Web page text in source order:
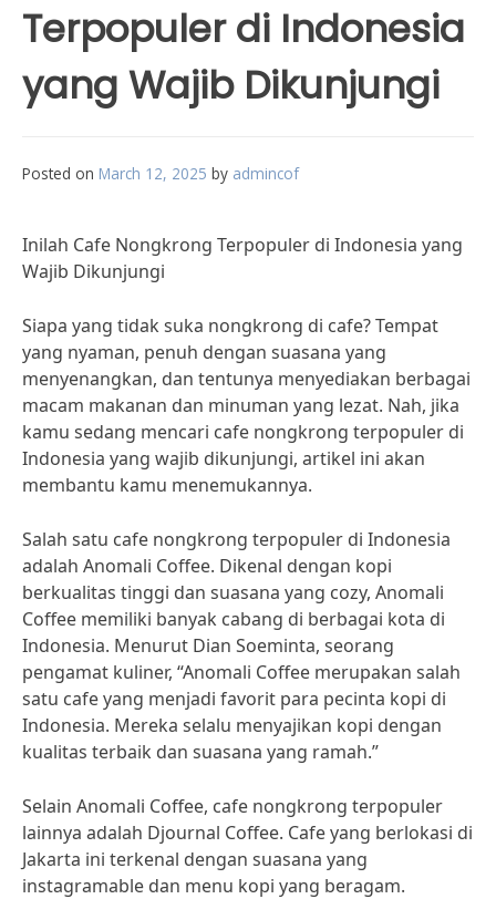
Terpopuler di Indonesia
yang Wajib Dikunjungi
Posted on March 12, 2025 by admincof
Inilah Cafe Nongkrong Terpopuler di Indonesia yang
Wajib Dikunjungi
Siapa yang tidak suka nongkrong di cafe? Tempat
yang nyaman, penuh dengan suasana yang
menyenangkan, dan tentunya menyediakan berbagai
macam makanan dan minuman yang lezat. Nah, jika
kamu sedang mencari cafe nongkrong terpopuler di
Indonesia yang wajib dikunjungi, artikel ini akan
membantu kamu menemukannya.
Salah satu cafe nongkrong terpopuler di Indonesia
adalah Anomali Coffee. Dikenal dengan kopi
berkualitas tinggi dan suasana yang cozy, Anomali
Coffee memiliki banyak cabang di berbagai kota di
Indonesia. Menurut Dian Soeminta, seorang
pengamat kuliner, “Anomali Coffee merupakan salah
satu cafe yang menjadi favorit para pecinta kopi di
Indonesia. Mereka selalu menyajikan kopi dengan
kualitas terbaik dan suasana yang ramah.”
Selain Anomali Coffee, cafe nongkrong terpopuler
lainnya adalah Djournal Coffee. Cafe yang berlokasi di
Jakarta ini terkenal dengan suasana yang
instagramable dan menu kopi yang beragam.